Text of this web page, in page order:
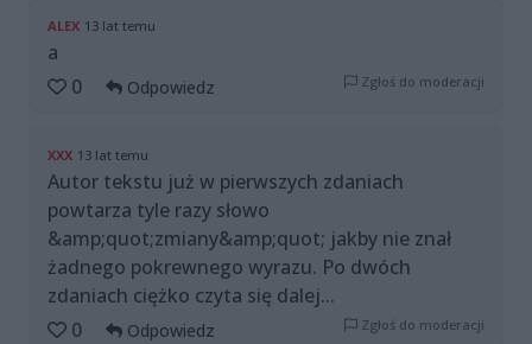
ALEX 13 lat temu
a
0
Odpowiedz Zgłoś do moderacji
XXX 13 lat temu
Autor tekstu już w pierwszych zdaniach
powtarza tyle razy słowo
&amp;quot;zmiany&amp;quot; jakby nie znał
żadnego pokrewnego wyrazu. Po dwóch
zdaniach ciężko czyta się dalej...
0
Odpowiedz Zgłoś do moderacji